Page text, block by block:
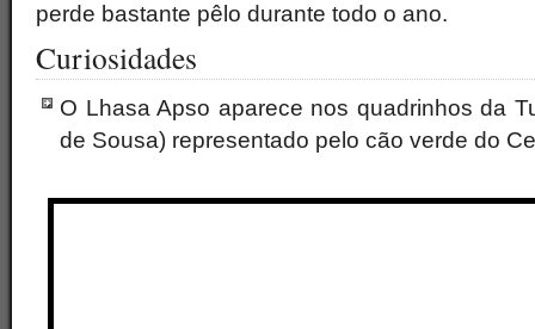
perde bastante pêlo durante todo o ano.
Curiosidades
O Lhasa Apso aparece nos quadrinhos da
de Sousa) representado pelo cão verde do